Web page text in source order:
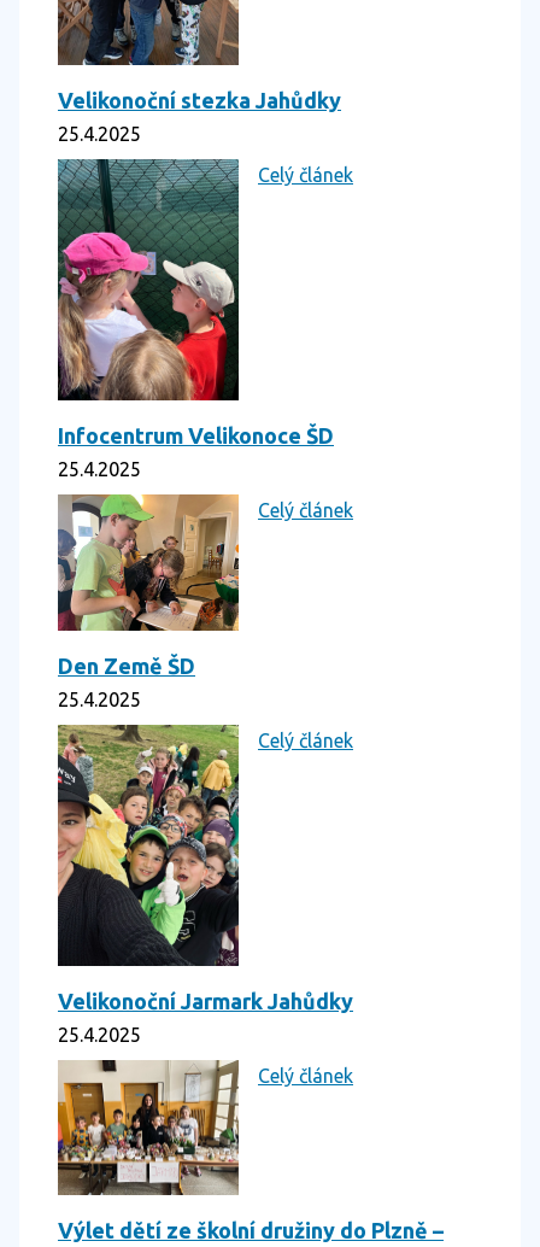
Velikonoční stezka Jahůdky
25.4.2025
Celý článek
Infocentrum Velikonoce ŠD
25.4.2025
Celý článek
Den Země ŠD
25.4.2025
Celý článek
Velikonoční Jarmark Jahůdky
25.4.2025
Celý článek
Výlet dětí ze školní družiny do Plzně –